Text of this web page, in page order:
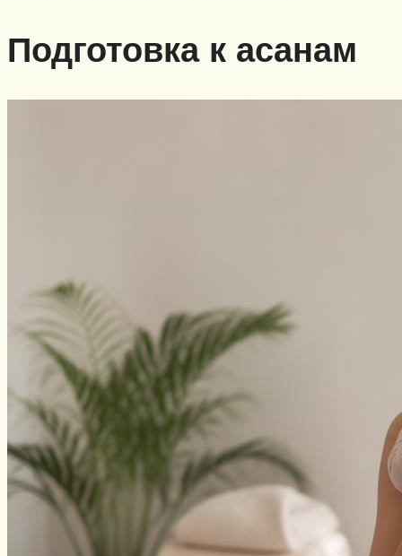
Подготовка к асанам